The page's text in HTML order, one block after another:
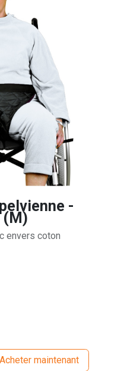
-
(M)
envers coton
Acheter maintenant